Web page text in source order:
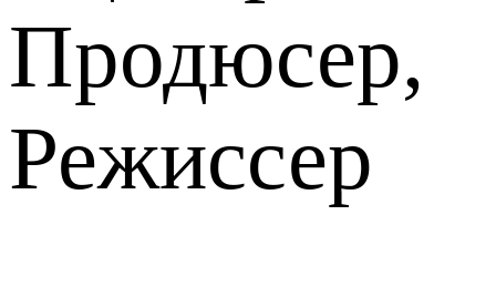
Продюсер,
Режиссер